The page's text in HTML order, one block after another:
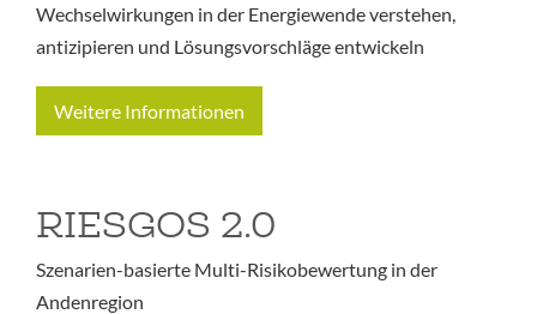
Wechselwirkungen in der Energiewende verstehen,
antizipieren und Lösungsvorschläge entwickeln
Weitere Informationen
RIESGOS 2.0
Szenarien-basierte Multi-Risikobewertung in der
Andenregion